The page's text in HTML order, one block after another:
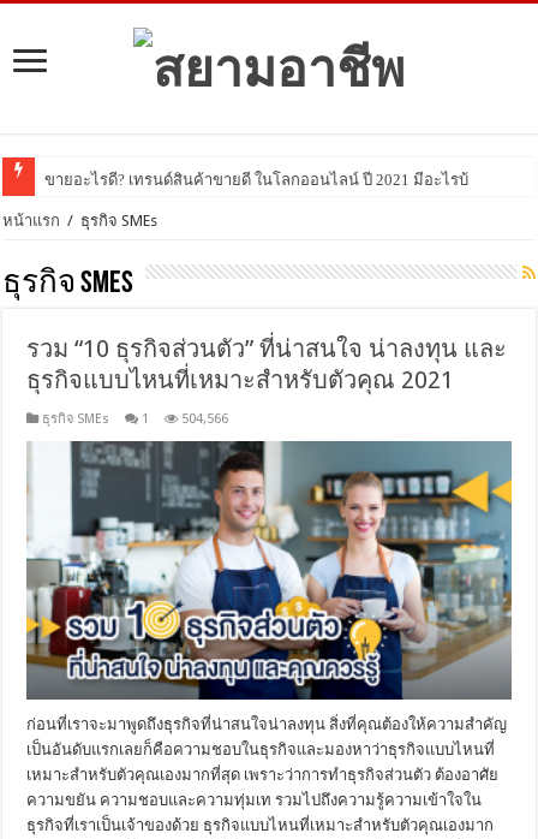
ขายอะไรดี? เทรนด์สินค้าขายดี ในโลกออนไลน์ ปี 2021 มีอะไรบ้าง มาดูกัน!
หน้าแรก / ธุรกิจ SMEs
ธุรกิจ SMEs
รวม “10 ธุรกิจส่วนตัว” ที่น่าสนใจ น่าลงทุน และ
ธุรกิจแบบไหนที่เหมาะสำหรับตัวคุณ 2021
ธุรกิจ SMEs 1 504,566
ก่อนที่เราจะมาพูดถึงธุรกิจที่น่าสนใจน่าลงทุน สิ่งที่คุณต้องให้ความสำคัญ
เป็นอันดับแรกเลยก็คือความชอบในธุรกิจและมองหาว่าธุรกิจแบบไหนที่
เหมาะสำหรับตัวคุณเองมากที่สุด เพราะว่าการทำธุรกิจส่วนตัว ต้องอาศัย
ความขยัน ความชอบและความทุ่มเท รวมไปถึงความรู้ความเข้าใจใน
ธุรกิจที่เราเป็นเจ้าของด้วย ธุรกิจแบบไหนที่เหมาะสำหรับตัวคุณเองมาก